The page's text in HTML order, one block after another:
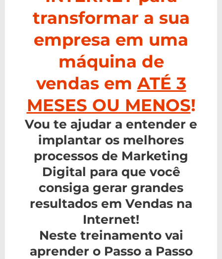
transformar a sua
empresa em uma
máquina de
vendas emATÉ 3
MESES OU MENOS!
Vou te ajudar a entender e
implantar os melhores
processos de Marketing
Digital para que você
consiga gerar grandes
resultados em Vendas na
Internet!
Neste treinamento vai
aprender o Passo a Passo